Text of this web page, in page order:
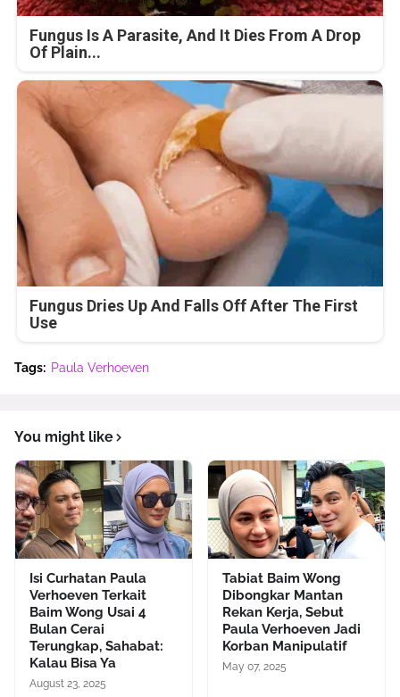
Fungus Is A Parasite, And It Dies From A Drop
Of Plain...
Fungus Dries Up And Falls Off After The First
Use
Tags: Paula Verhoeven
You might like
Isi Curhatan Paula
Verhoeven Terkait
Baim Wong Usai 4
Bulan Cerai
Terungkap, Sahabat:
Kalau Bisa Ya
August 23, 2025
Tabiat Baim Wong
Dibongkar Mantan
Rekan Kerja, Sebut
Paula Verhoeven Jadi
Korban Manipulatif
May 07, 2025